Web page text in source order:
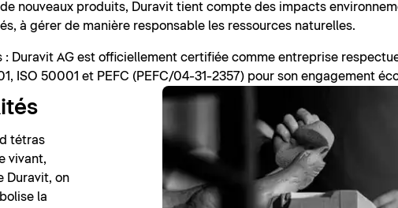
nouveaux produits, Duravit tient compte des impacts
à gérer de manière responsable les ressources naturelles.
Duravit AG est officiellement certifiée comme entreprise
ISO 50001 et PEFC (PEFC/04-31-2357) pour son engagement
tétras
vivant,
Duravit, on
la